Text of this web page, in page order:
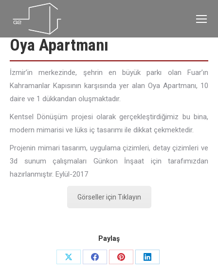
Oya Apartmanı
İzmir’in merkezinde, şehrin en büyük parkı olan Fuar’ın
Kahramanlar Kapısının karşısında yer alan Oya Apartmanı, 10
daire ve 1 dükkandan oluşmaktadır.
Kentsel Dönüşüm projesi olarak gerçekleştirdiğimiz bu bina,
modern mimarisi ve lüks iç tasarımı ile dikkat çekmektedir.
Projenin mimari tasarım, uygulama çizimleri, detay çizimleri ve
3d sunum çalışmaları Günkon İnşaat için tarafımızdan
hazırlanmıştır. Eylül-2017
Görseller için Tıklayın
Paylaş
Share
Share
Share
Share